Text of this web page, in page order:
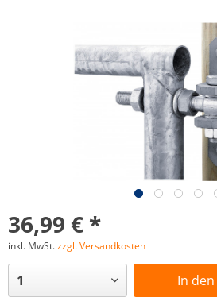
36,99 € *
inkl. MwSt.zzgl. Versandkosten
In den